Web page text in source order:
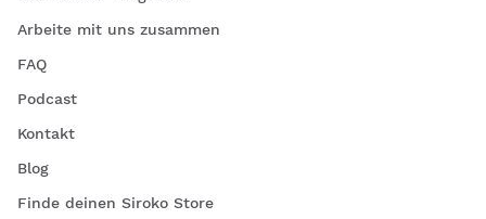
Arbeite mit uns zusammen
FAQ
Podcast
Kontakt
Blog
Finde deinen Siroko Store